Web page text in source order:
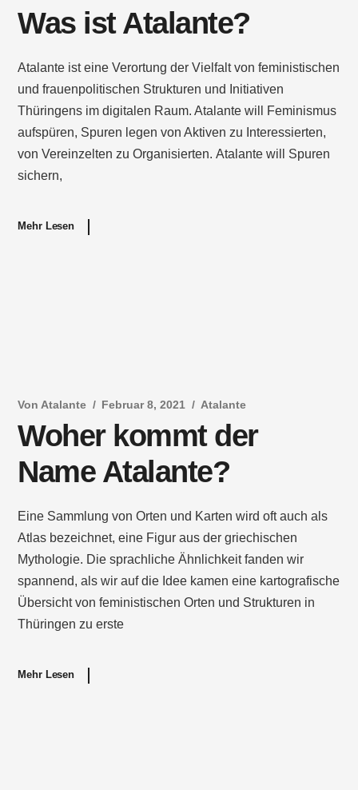
Was ist Atalante?
Atalante ist eine Verortung der Vielfalt von feministischen
und frauenpolitischen Strukturen und Initiativen
Thüringens im digitalen Raum. Atalante will Feminismus
aufspüren, Spuren legen von Aktiven zu Interessierten,
von Vereinzelten zu Organisierten. Atalante will Spuren
sichern,
Mehr Lesen
Von Atalante Februar 8, 2021 Atalante
Woher kommt der
Name Atalante?
Eine Sammlung von Orten und Karten wird oft auch als
Atlas bezeichnet, eine Figur aus der griechischen
Mythologie. Die sprachliche Ähnlichkeit fanden wir
spannend, als wir auf die Idee kamen eine kartografische
Übersicht von feministischen Orten und Strukturen in
Thüringen zu erste
Mehr Lesen